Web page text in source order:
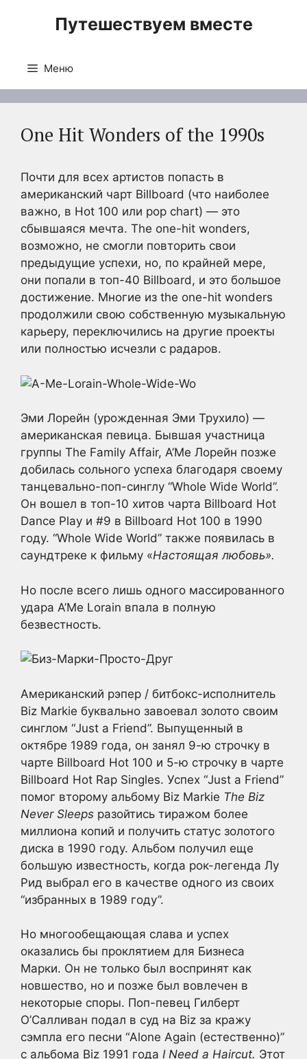
Путешествуем вместе
Меню
One Hit Wonders of the 1990s
Почти для всех артистов попасть в
американский чарт Billboard (что наиболее
важно, в Hot 100 или pop chart) — это
сбывшаяся мечта. The one-hit wonders,
возможно, не смогли повторить свои
предыдущие успехи, но, по крайней мере,
они попали в топ-40 Billboard, и это большое
достижение. Многие из the one-hit wonders
продолжили свою собственную музыкальную
карьеру, переключились на другие проекты
или полностью исчезли с радаров.
Эми Лорейн (урожденная Эми Трухило) —
американская певица. Бывшая участница
группы The Family Affair, А’Ме Лорейн позже
добилась сольного успеха благодаря своему
танцевально-поп-синглу “Whole Wide World”.
Он вошел в топ-10 хитов чарта Billboard Hot
Dance Play и #9 в Billboard Hot 100 в 1990
году. “Whole Wide World” также появилась в
саундтреке к фильму «Настоящая любовь».
Но после всего лишь одного массированного
удара A’Me Lorain впала в полную
безвестность.
Американский рэпер / битбокс-исполнитель
Biz Markie буквально завоевал золото своим
синглом “Just a Friend”. Выпущенный в
октябре 1989 года, он занял 9-ю строчку в
чарте Billboard Hot 100 и 5-ю строчку в чарте
Billboard Hot Rap Singles. Успех “Just a Friend”
помог второму альбому Biz Markie The Biz
Never Sleeps разойтись тиражом более
миллиона копий и получить статус золотого
диска в 1990 году. Альбом получил еще
большую известность, когда рок-легенда Лу
Рид выбрал его в качестве одного из своих
“избранных в 1989 году”.
Но многообещающая слава и успех
оказались бы проклятием для Бизнеса
Марки. Он не только был воспринят как
новшество, но и позже был вовлечен в
некоторые споры. Поп-певец Гилберт
О’Салливан подал в суд на Biz за кражу
сэмпла его песни “Alone Again (естественно)”
с альбома Biz 1991 года I Need a Haircut. Этот